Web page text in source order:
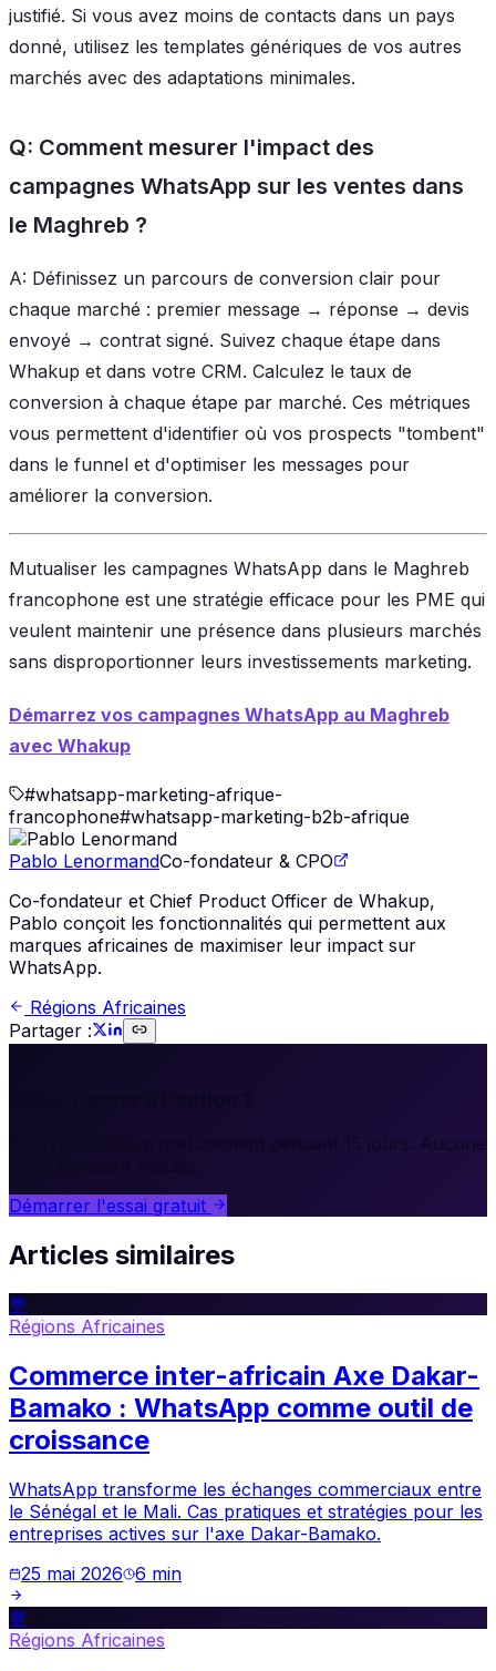
justifié. Si vous avez moins de contacts dans un pays
donné, utilisez les templates génériques de vos autres
marchés avec des adaptations minimales.
Q: Comment mesurer l'impact des
campagnes WhatsApp sur les ventes dans
le Maghreb ?
A: Définissez un parcours de conversion clair pour
chaque marché : premier message → réponse → devis
envoyé → contrat signé. Suivez chaque étape dans
Whakup et dans votre CRM. Calculez le taux de
conversion à chaque étape par marché. Ces métriques
vous permettent d'identifier où vos prospects "tombent"
dans le funnel et d'optimiser les messages pour
améliorer la conversion.
Mutualiser les campagnes WhatsApp dans le Maghreb
francophone est une stratégie efficace pour les PME qui
veulent maintenir une présence dans plusieurs marchés
sans disproportionner leurs investissements marketing.
Démarrez vos campagnes WhatsApp au Maghreb
avec Whakup
#whatsapp-marketing-afrique-
francophone#whatsapp-marketing-b2b-afrique
Pablo LenormandCo-fondateur & CPO
Co-fondateur et Chief Product Officer de Whakup,
Pablo conçoit les fonctionnalités qui permettent aux
marques africaines de maximiser leur impact sur
WhatsApp.
Régions Africaines
Partager :
Essayez Whakup gratuitement pendant 15 jours. Aucune
Démarrer l'essai gratuit
Articles similaires
💬
Régions Africaines
Commerce inter-africain Axe Dakar-
Bamako : WhatsApp comme outil de
croissance
WhatsApp transforme les échanges commerciaux entre
le Sénégal et le Mali. Cas pratiques et stratégies pour les
entreprises actives sur l'axe Dakar-Bamako.
25 mai 2026 6 min
💬
Régions Africaines